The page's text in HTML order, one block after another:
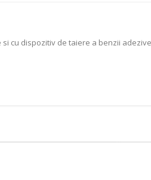
cu dispozitiv de taiere a benzii